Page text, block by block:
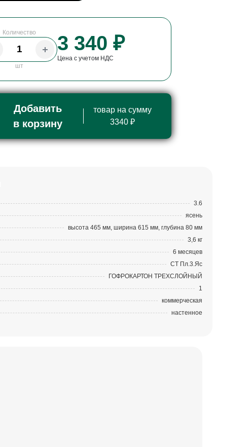
3 340 ₽
Цена с учетом НДС
Количество
шт
Добавить
в корзину
товар на сумму
3340 ₽
3.6
ясень
высота 465 мм, ширина 615 мм, глубина 80 мм
3,6 кг
6 месяцев
СТ Пл.3.Яс
ГОФРОКАРТОН ТРЕХСЛОЙНЫЙ
1
коммерческая
настенное